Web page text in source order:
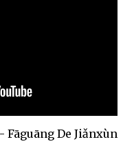
Fāguāng De Jiǎnxùn